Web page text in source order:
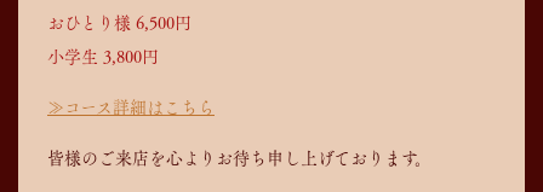
おひとり様 6,500円
小学生 3,800円
≫コース詳細はこちら
皆様のご来店を心よりお待ち申し上げております。